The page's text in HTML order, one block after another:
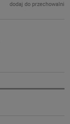
dodaj do przechowalni